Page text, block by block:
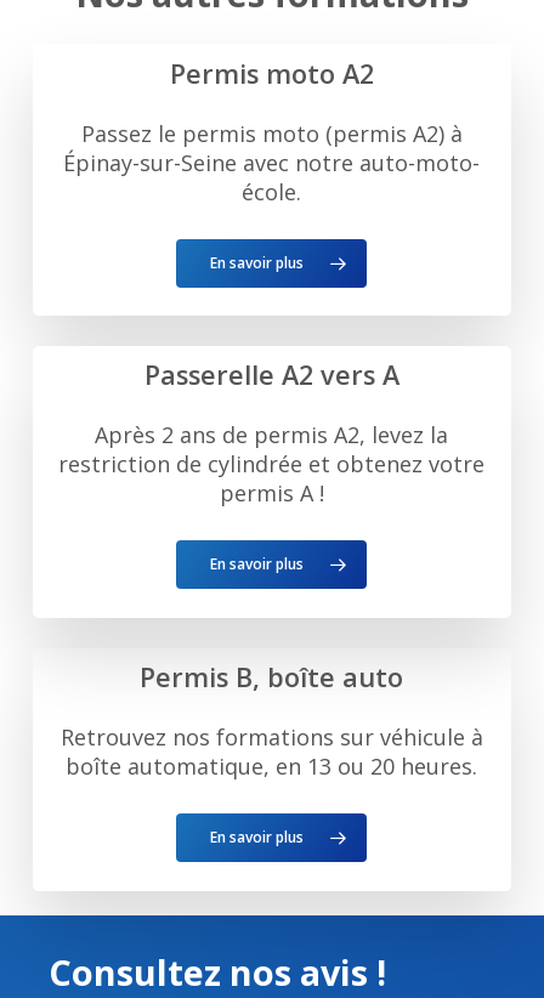
Permis moto A2
Passez le permis moto (permis A2) à
Épinay-sur-Seine avec notre auto-moto-
école.
En savoir plus
Passerelle A2 vers A
Après 2 ans de permis A2, levez la
restriction de cylindrée et obtenez votre
permis A !
En savoir plus
Permis B, boîte auto
Retrouvez nos formations sur véhicule à
boîte automatique, en 13 ou 20 heures.
En savoir plus
Consultez nos avis !